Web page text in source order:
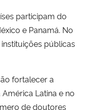
participam do
e Panamá. No
públicas
fortalecer a
Latina e no
de doutores